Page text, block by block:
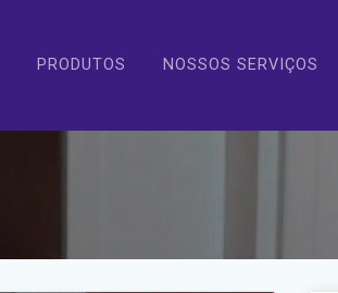
PRODUTOS NOSSOS SERVIÇOS